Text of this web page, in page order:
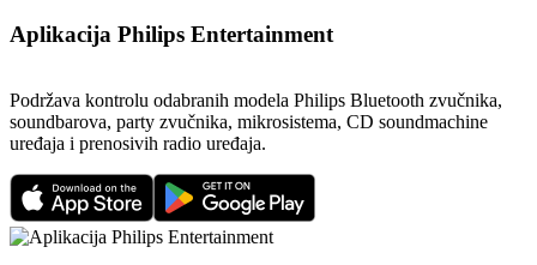
Aplikacija Philips Entertainment
Podržava kontrolu odabranih modela Philips Bluetooth zvučnika,
soundbarova, party zvučnika, mikrosistema, CD soundmachine
uređaja i prenosivih radio uređaja.